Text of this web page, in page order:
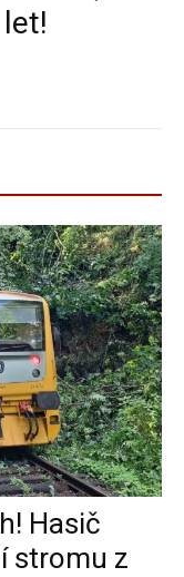
Hasič
stromu z